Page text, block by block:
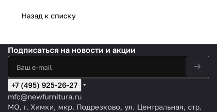
Назад к списку
Подписаться на новости и акции
+7 (495) 925-26-27
mfc@newfurnitura.ru
МО, г. Химки, мкр. Подрезково, ул. Центральная, стр.